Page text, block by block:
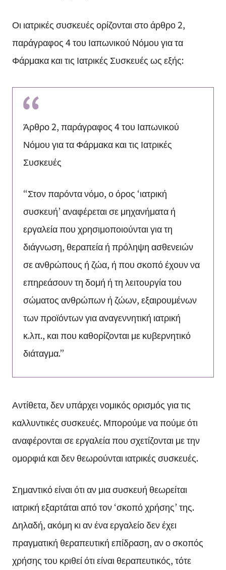
Οι ιατρικές συσκευές ορίζονται στο άρθρο 2,
παράγραφος 4 του Ιαπωνικού Νόμου για τα
Φάρμακα και τις Ιατρικές Συσκευές ως εξής:
Άρθρο 2, παράγραφος 4 του Ιαπωνικού
Νόμου για τα Φάρμακα και τις Ιατρικές
Συσκευές
“Στον παρόντα νόμο, ο όρος ‘ιατρική
συσκευή’ αναφέρεται σε μηχανήματα ή
εργαλεία που χρησιμοποιούνται για τη
διάγνωση, θεραπεία ή πρόληψη ασθενειών
σε ανθρώπους ή ζώα, ή που σκοπό έχουν να
επηρεάσουν τη δομή ή τη λειτουργία του
σώματος ανθρώπων ή ζώων, εξαιρουμένων
των προϊόντων για αναγεννητική ιατρική
κ.λπ., και που καθορίζονται με κυβερνητικό
διάταγμα.”
Αντίθετα, δεν υπάρχει νομικός ορισμός για τις
καλλυντικές συσκευές. Μπορούμε να πούμε ότι
αναφέρονται σε εργαλεία που σχετίζονται με την
ομορφιά και δεν θεωρούνται ιατρικές συσκευές.
Σημαντικό είναι ότι αν μια συσκευή θεωρείται
ιατρική εξαρτάται από τον ‘σκοπό χρήσης’ της.
Δηλαδή, ακόμη κι αν ένα εργαλείο δεν έχει
πραγματική θεραπευτική επίδραση, αν ο σκοπός
χρήσης του κριθεί ότι είναι θεραπευτικός, τότε